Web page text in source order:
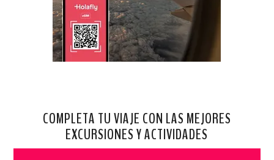
COMPLETA TU VIAJE CON LAS MEJORES
EXCURSIONES Y ACTIVIDADES